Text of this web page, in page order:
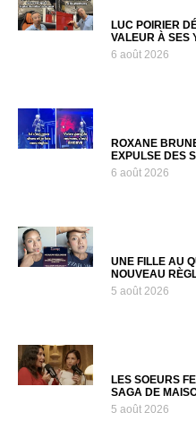
LUC POIRIER
VALEUR À SES
6 août 2026
ROXANE
EXPULSE DES
6 août 2026
UNE FILLE AU
NOUVEAU
5 août 2026
LES SOEURS
SAGA DE
5 août 2026